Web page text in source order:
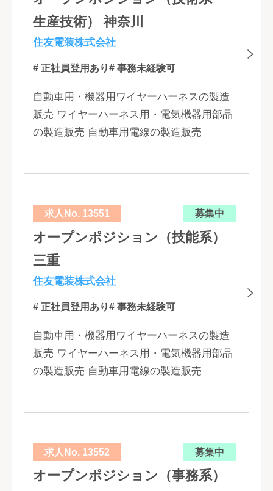
生産技術） 神奈川
住友電装株式会社
# 正社員登用あり# 事務未経験可
自動車用・機器用ワイヤーハーネスの製造
販売 ワイヤーハーネス用・電気機器用部品
の製造販売 自動車用電線の製造販売
求人No. 13551 募集中
オープンポジション（技能系）
三重
住友電装株式会社
# 正社員登用あり# 事務未経験可
自動車用・機器用ワイヤーハーネスの製造
販売 ワイヤーハーネス用・電気機器用部品
の製造販売 自動車用電線の製造販売
求人No. 13552 募集中
オープンポジション（事務系）